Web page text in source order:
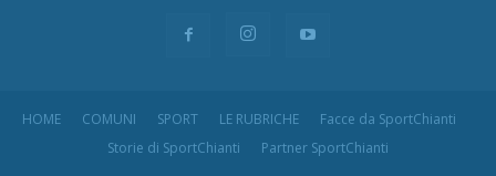
HOME COMUNI SPORT LE RUBRICHE
Facce da SportChianti
Storie di SportChianti
Partner SportChianti